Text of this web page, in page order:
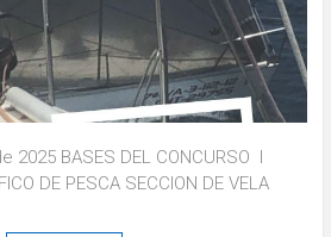
2025 BASES DEL CONCURSO I
DE PESCA SECCION DE VELA